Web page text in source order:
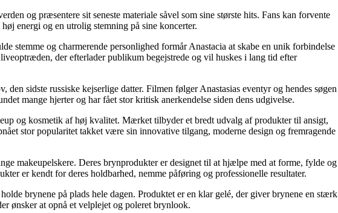
og præsentere sit seneste materiale såvel som sine største hits. Fans kan forvente
energi og en utrolig stemning på sine koncerter.
stemme og charmerende personlighed formår Anastacia at skabe en unik forbindelse
der efterlader publikum begejstrede og vil huskes i lang tid efter
sidste russiske kejserlige datter. Filmen følger Anastasias eventyr og hendes søgen
mange hjerter og har fået stor kritisk anerkendelse siden dens udgivelse.
og kosmetik af høj kvalitet. Mærket tilbyder et bredt udvalg af produkter til ansigt,
stor popularitet takket være sin innovative tilgang, moderne design og fremragende
makeupelskere. Deres brynprodukter er designet til at hjælpe med at forme, fylde og
er kendt for deres holdbarhed, nemme påføring og professionelle resultater.
brynene på plads hele dagen. Produktet er en klar gelé, der giver brynene en stærk
ønsker at opnå et velplejet og poleret brynlook.